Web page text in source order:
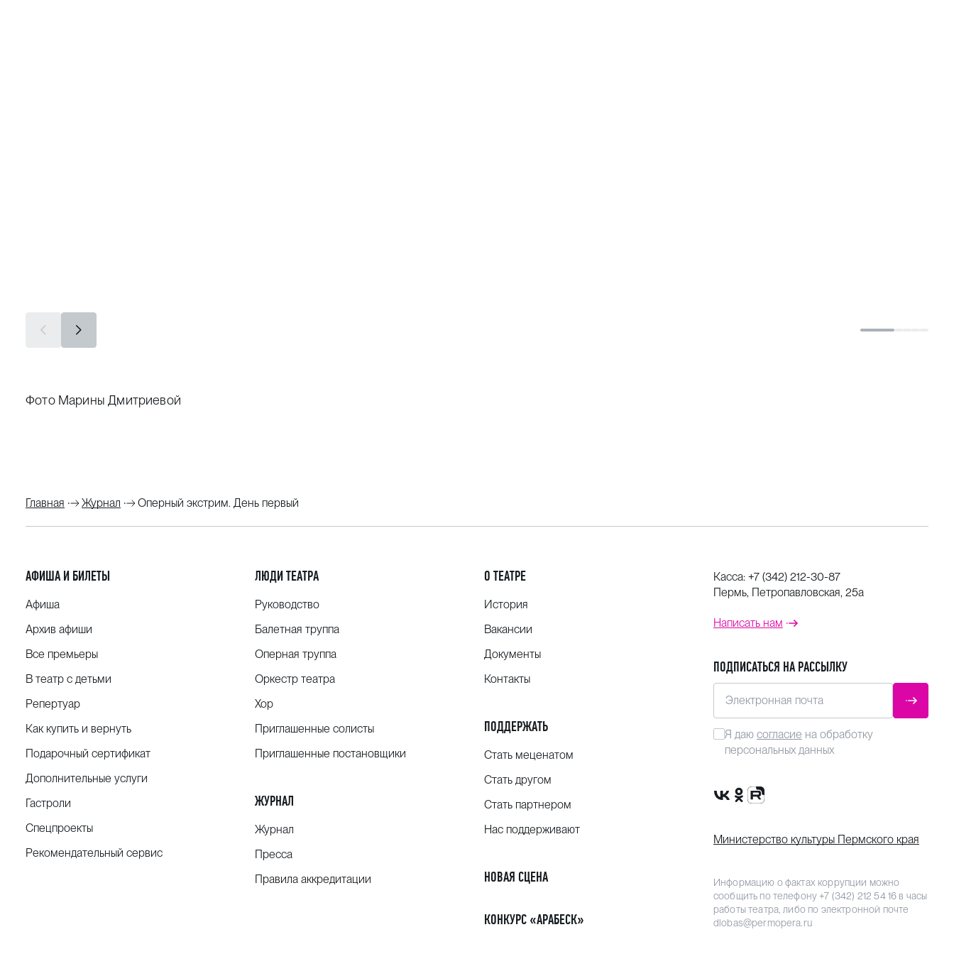
Фото Марины Дмитриевой
Главная Журнал Оперный экстрим. День первый
АФИША И БИЛЕТЫ
Афиша
Архив афиши
Все премьеры
В театр с детьми
Репертуар
Как купить и вернуть
Подарочный сертификат
Дополнительные услуги
Гастроли
Спецпроекты
Рекомендательный сервис
ЛЮДИ ТЕАТРА
Руководство
Балетная труппа
Оперная труппа
Оркестр театра
Хор
Приглашенные солисты
Приглашенные постановщики
ЖУРНАЛ
Журнал
Пресса
Правила аккредитации
О ТЕАТРЕ
История
Вакансии
Документы
Контакты
ПОДДЕРЖАТЬ
Стать меценатом
Стать другом
Стать партнером
Нас поддерживают
НОВАЯ СЦЕНА
КОНКУРС «АРАБЕСК»
Касса: +7 (342) 212-30-87
Пермь, Петропавловская, 25а
Написать нам
ПОДПИСАТЬСЯ НА РАССЫЛКУ
Электронная почта
Я даю согласие на обработку
персональных данных
Сообщество VK
Группа в одноклассниках
Канал Rutube
Министерство культуры Пермского края
Информацию о фактах коррупции можно
сообщить по телефону+7 (342) 212 54 16 в часы
работы театра, либо по электронной почте
dlobas@permopera.ru